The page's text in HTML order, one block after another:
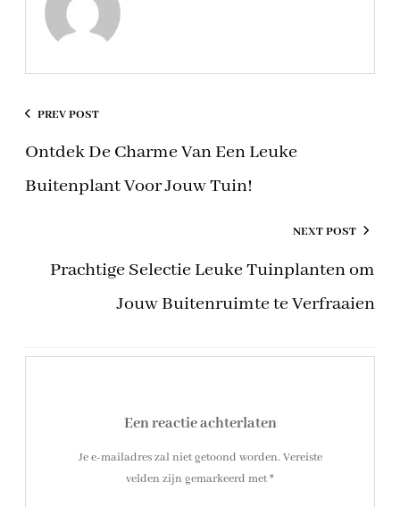
PREV POST
Ontdek De Charme Van Een Leuke
Buitenplant Voor Jouw Tuin!
NEXT POST
Prachtige Selectie Leuke Tuinplanten om
Jouw Buitenruimte te Verfraaien
Een reactie achterlaten
Je e-mailadres zal niet getoond worden. Vereiste
velden zijn gemarkeerd met*